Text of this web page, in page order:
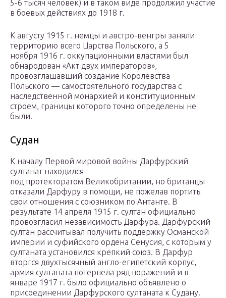
5-6 тысяч человек) и в таком виде продолжил участие
в боевых действиях до 1918 г.
К августу 1915 г. немцы и австро-венгры заняли
территорию всего Царства Польского, а 5
ноября 1916 г. оккупационными властями был
обнародован «Акт двух императоров»,
провозглашавший создание Королевства
Польского — самостоятельного государства с
наследственной монархией и конституционным
строем, границы которого точно определены не
были.
Судан
К началу Первой мировой войны Дарфурский
султанат находился
под протекторатом Великобритании, но британцы
отказали Дарфуру в помощи, не пожелав портить
свои отношения с союзником по Антанте. В
результате 14 апреля 1915 г. султан официально
провозгласил независимость Дарфура. Дарфурский
султан рассчитывал получить поддержку Османской
империи и суфийского ордена Сенусия, с которым у
султаната установился крепкий союз. В Дарфур
вторгся двухтысячный англо-египетский корпус,
армия султаната потерпела ряд поражений и в
январе 1917 г. было официально объявлено о
присоединении Дарфурского султаната к Судану.